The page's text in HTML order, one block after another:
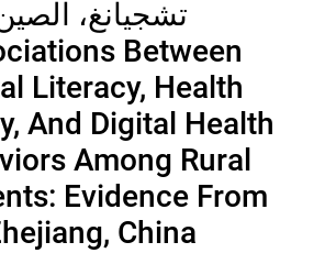
تشجيانغ،
Between
Literacy, Health
And Digital Health
Among Rural
Evidence From
China